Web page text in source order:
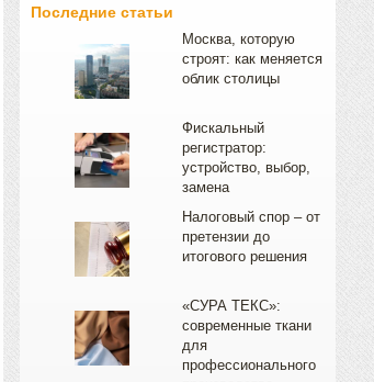
Последние статьи
Москва, которую
строят: как меняется
облик столицы
Фискальный
регистратор:
устройство, выбор,
замена
Налоговый спор – от
претензии до
итогового решения
«СУРА ТЕКС»:
современные ткани
для
профессионального